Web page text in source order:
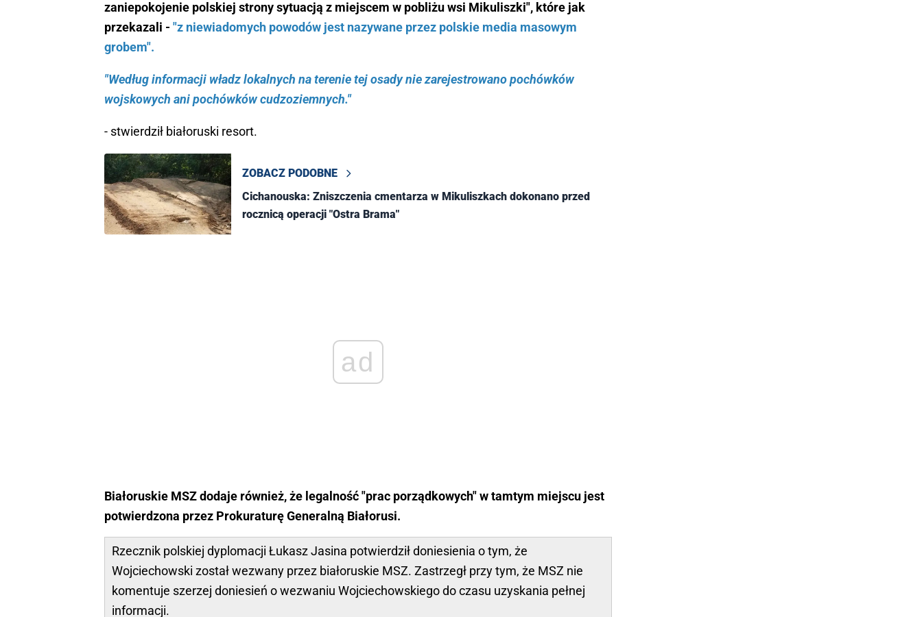
zaniepokojenie polskiej strony sytuacją z miejscem w pobliżu wsi Mikuliszki", które jak
przekazali - "z niewiadomych powodów jest nazywane przez polskie media masowym
grobem".
"Według informacji władz lokalnych na terenie tej osady nie zarejestrowano pochówków
wojskowych ani pochówków cudzoziemnych."
- stwierdził białoruski resort.
ZOBACZ PODOBNE
Cichanouska: Zniszczenia cmentarza w Mikuliszkach dokonano przed
rocznicą operacji "Ostra Brama"
ad
Białoruskie MSZ dodaje również, że legalność "prac porządkowych" w tamtym miejscu jest
potwierdzona przez Prokuraturę Generalną Białorusi.
Rzecznik polskiej dyplomacji Łukasz Jasina potwierdził doniesienia o tym, że
Wojciechowski został wezwany przez białoruskie MSZ. Zastrzegł przy tym, że MSZ nie
komentuje szerzej doniesień o wezwaniu Wojciechowskiego do czasu uzyskania pełnej
informacji.